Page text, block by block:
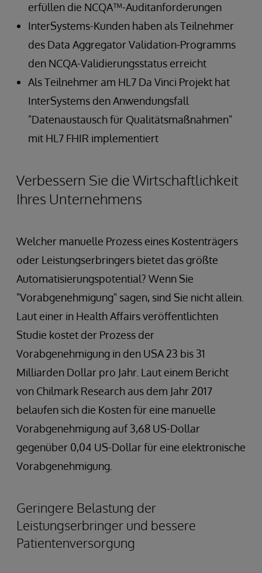
erfüllen die NCQA™-Auditanforderungen
InterSystems-Kunden haben als Teilnehmer
des Data Aggregator Validation-Programms
den NCQA-Validierungsstatus erreicht
Als Teilnehmer am HL7 Da Vinci Projekt hat
InterSystems den Anwendungsfall
"Datenaustausch für Qualitätsmaßnahmen"
mit HL7 FHIR implementiert
Verbessern Sie die Wirtschaftlichkeit
Ihres Unternehmens
Welcher manuelle Prozess eines Kostenträgers
oder Leistungserbringers bietet das größte
Automatisierungspotential? Wenn Sie
"Vorabgenehmigung" sagen, sind Sie nicht allein.
Laut einer in Health Affairs veröffentlichten
Studie kostet der Prozess der
Vorabgenehmigung in den USA 23 bis 31
Milliarden Dollar pro Jahr. Laut einem Bericht
von Chilmark Research aus dem Jahr 2017
belaufen sich die Kosten für eine manuelle
Vorabgenehmigung auf 3,68 US-Dollar
gegenüber 0,04 US-Dollar für eine elektronische
Vorabgenehmigung.
Geringere Belastung der
Leistungserbringer und bessere
Patientenversorgung